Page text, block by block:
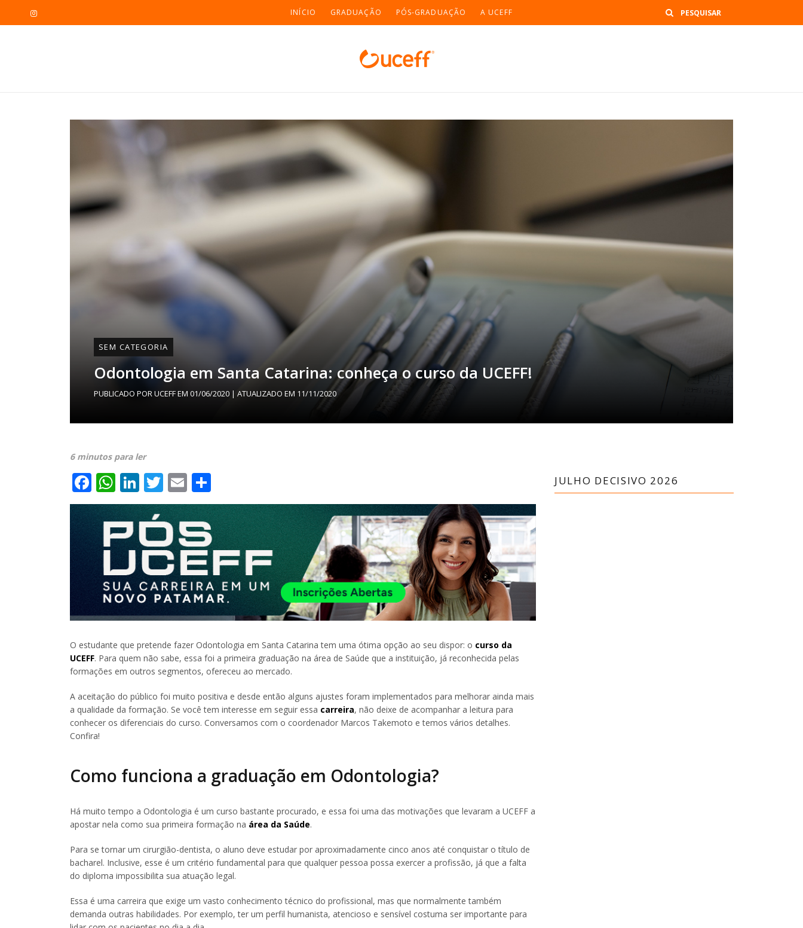
INÍCIO GRADUAÇÃO PÓS-GRADUAÇÃO A UCEFF Buscar
SEM CATEGORIA
Odontologia em Santa Catarina: conheça o curso da UCEFF!
PUBLICADO PORUCEFFEM 01/06/2020 | ATUALIZADO EM 11/11/2020
6 minutos para ler
Facebook
WhatsApp
LinkedIn
Twitter
Email
O estudante que pretende fazer Odontologia em Santa Catarina tem uma ótima opção ao seu dispor: o curso da
UCEFF. Para quem não sabe, essa foi a primeira graduação na área de Saúde que a instituição, já reconhecida pelas
formações em outros segmentos, ofereceu ao mercado.
A aceitação do público foi muito positiva e desde então alguns ajustes foram implementados para melhorar ainda mais
a qualidade da formação. Se você tem interesse em seguir essa carreira, não deixe de acompanhar a leitura para
conhecer os diferenciais do curso. Conversamos com o coordenador Marcos Takemoto e temos vários detalhes.
Confira!
Como funciona a graduação em Odontologia?
Há muito tempo a Odontologia é um curso bastante procurado, e essa foi uma das motivações que levaram a UCEFF a
apostar nela como sua primeira formação na área da Saúde.
Para se tornar um cirurgião-dentista, o aluno deve estudar por aproximadamente cinco anos até conquistar o título de
bacharel. Inclusive, esse é um critério fundamental para que qualquer pessoa possa exercer a profissão, já que a falta
do diploma impossibilita sua atuação legal.
Essa é uma carreira que exige um vasto conhecimento técnico do profissional, mas que normalmente também
demanda outras habilidades. Por exemplo, ter um perfil humanista, atencioso e sensível costuma ser importante para
JULHO DECISIVO 2026